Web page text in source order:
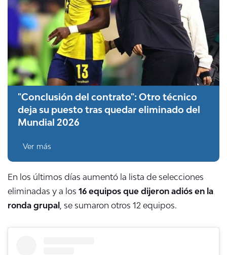
"Conclusión del contrato": Otro técnico
deja su puesto tras quedar eliminado del
Mundial 2026
Ver más
En los últimos días aumentó la lista de selecciones
eliminadas y a los 16 equipos que dijeron adiós en la
ronda grupal , se sumaron otros 12 equipos.